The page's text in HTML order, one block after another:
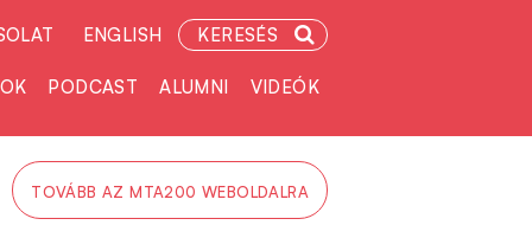
ENGLISH KERESÉS
PODCAST ALUMNI VIDEÓK
TOVÁBB AZ MTA200 WEBOLDALRA